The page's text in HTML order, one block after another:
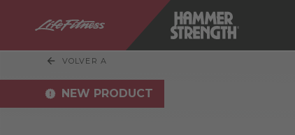
VOLVER A
NEW PRODUCT